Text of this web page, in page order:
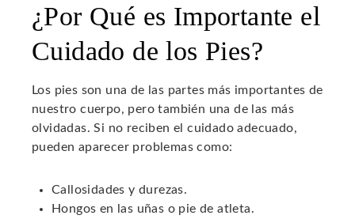
¿Por Qué es Importante el
Cuidado de los Pies?
Los pies son una de las partes más importantes de
nuestro cuerpo, pero también una de las más
olvidadas. Si no reciben el cuidado adecuado,
pueden aparecer problemas como:
Callosidades y durezas.
Hongos en las uñas o pie de atleta.